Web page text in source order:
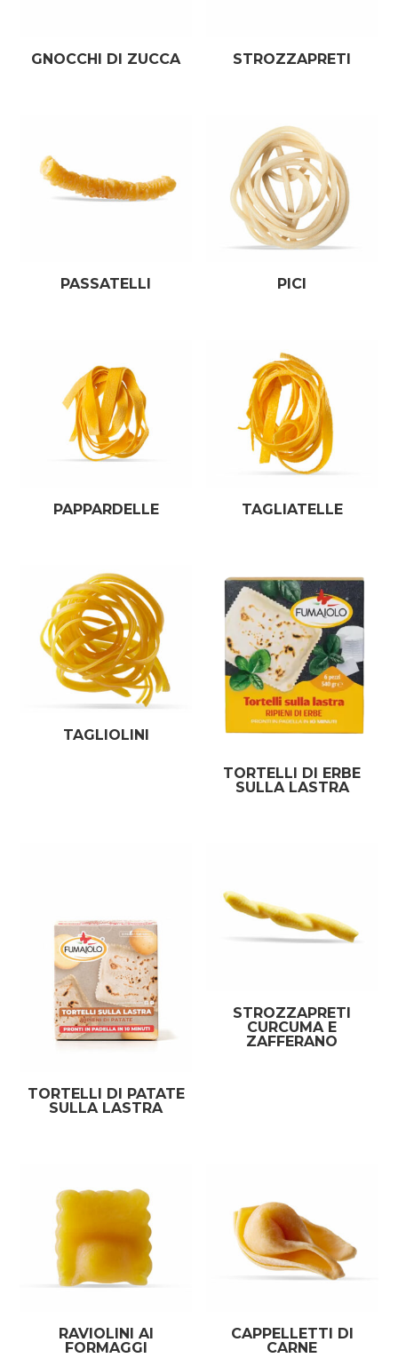
GNOCCHI DI ZUCCA STROZZAPRETI
PASSATELLI PICI
PAPPARDELLE TAGLIATELLE
TAGLIOLINI
TORTELLI DI ERBE
SULLA LASTRA
TORTELLI DI PATATE
SULLA LASTRA
STROZZAPRETI
CURCUMA E
ZAFFERANO
RAVIOLINI AI
FORMAGGI
CAPPELLETTI DI
CARNE